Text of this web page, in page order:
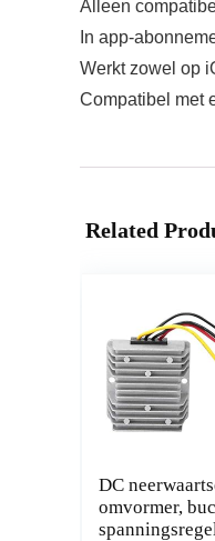
Alleen
In app-
Werkt zowel op
Compatibel met
Related
DC
omvormer,